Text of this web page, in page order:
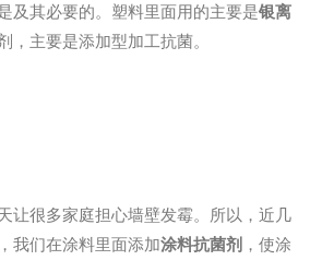
及其必要的。塑料里面用的主要是银离
，主要是添加型加工抗菌。
让很多家庭担心墙壁发霉。所以，近几
我们在涂料里面添加涂料抗菌剂 ，使涂